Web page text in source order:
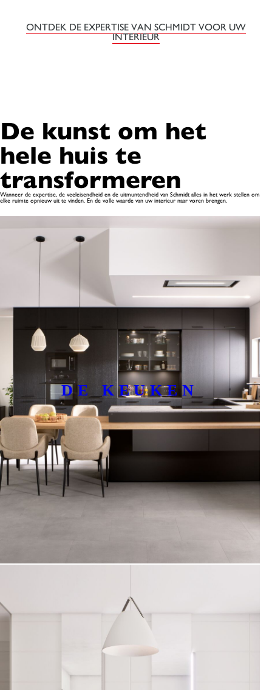
ONTDEK DE EXPERTISE VAN SCHMIDT VOOR UW
INTERIEUR
De kunst om het
hele huis te
transformeren
Wanneer de expertise, de veeleisendheid en de uitmuntendheid van Schmidt alles in het werk stellen om
elke ruimte opnieuw uit te vinden. En de volle waarde van uw interieur naar voren brengen.
DE KEUKEN